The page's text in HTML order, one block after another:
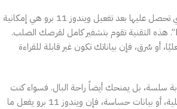
واحدة من أقوى الميزات التي تحصل عليها بعد تفعيل ويندوز 11 برو هي إمكانية
استخدام ميزة “BitLocker”. هذه التقنية تقوم بتشفير كامل لقرصك الصلب.
أو سُرق، فإن بياناتك تكون غير قابلة للقراءة
سلسة، بل يمنحك أيضاً راحة البال. فسواء كنت
تخزن ملفات عمل، صور عائلية، أو بيانات حساسة، فإن ويندوز 11 برو يفعل ما